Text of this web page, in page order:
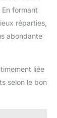
formant
réparties,
abondante
liée
selon le bon